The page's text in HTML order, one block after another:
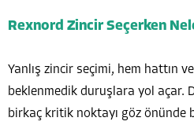
Rexnord Zincir Seçerken
Yanlış zincir seçimi, hem hattın
beklenmedik duruşlara yol açar.
birkaç kritik noktayı göz önünde